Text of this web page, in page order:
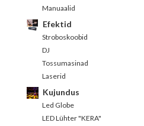
Manuaalid
Efektid
Stroboskoobid
DJ
Tossumasinad
Laserid
Kujundus
Led Globe
LED Lühter "KERA"